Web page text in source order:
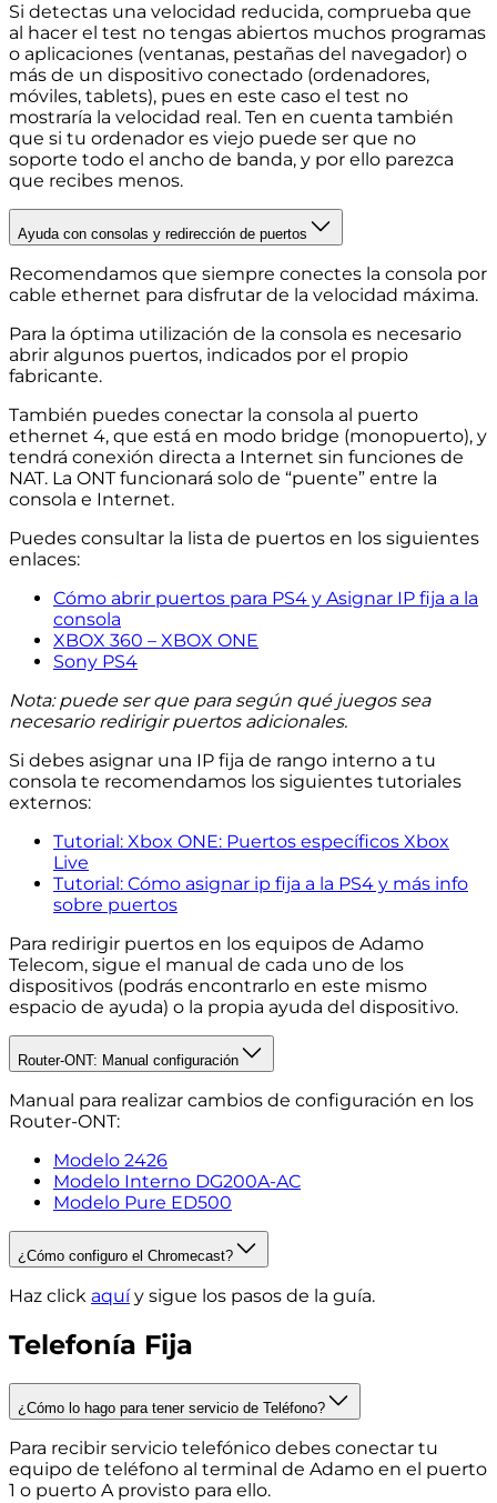
Si detectas una velocidad reducida, comprueba que
al hacer el test no tengas abiertos muchos programas
o aplicaciones (ventanas, pestañas del navegador) o
más de un dispositivo conectado (ordenadores,
móviles, tablets), pues en este caso el test no
mostraría la velocidad real. Ten en cuenta también
que si tu ordenador es viejo puede ser que no
soporte todo el ancho de banda, y por ello parezca
que recibes menos.
Ayuda con consolas y redirección de puertos
Recomendamos que siempre conectes la consola por
cable ethernet para disfrutar de la velocidad máxima.
Para la óptima utilización de la consola es necesario
abrir algunos puertos, indicados por el propio
fabricante.
También puedes conectar la consola al puerto
ethernet 4, que está en modo bridge (monopuerto), y
tendrá conexión directa a Internet sin funciones de
NAT. La ONT funcionará solo de “puente” entre la
consola e Internet.
Puedes consultar la lista de puertos en los siguientes
enlaces:
Cómo abrir puertos para PS4 y Asignar IP fija a la
consola
XBOX 360 – XBOX ONE
Sony PS4
Nota: puede ser que para según qué juegos sea
necesario redirigir puertos adicionales.
Si debes asignar una IP fija de rango interno a tu
consola te recomendamos los siguientes tutoriales
externos:
Tutorial: Xbox ONE: Puertos específicos Xbox
Live
Tutorial: Cómo asignar ip fija a la PS4 y más info
sobre puertos
Para redirigir puertos en los equipos de Adamo
Telecom, sigue el manual de cada uno de los
dispositivos (podrás encontrarlo en este mismo
espacio de ayuda) o la propia ayuda del dispositivo.
Router-ONT: Manual configuración
Manual para realizar cambios de configuración en los
Router-ONT:
Modelo 2426
Modelo Interno DG200A-AC
Modelo Pure ED500
¿Cómo configuro el Chromecast?
Haz click aquíy sigue los pasos de la guía.
Telefonía Fija
¿Cómo lo hago para tener servicio de Teléfono?
Para recibir servicio telefónico debes conectar tu
equipo de teléfono al terminal de Adamo en el puerto
1 o puerto A provisto para ello.